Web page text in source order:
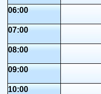
06:00
07:00
08:00
09:00
10:00